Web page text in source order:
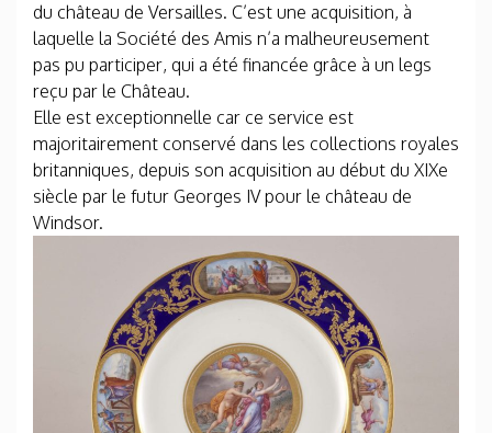
du château de Versailles. C’est une acquisition, à
laquelle la Société des Amis n’a malheureusement
pas pu participer, qui a été financée grâce à un legs
reçu par le Château.
Elle est exceptionnelle car ce service est
majoritairement conservé dans les collections royales
britanniques, depuis son acquisition au début du XIXe
siècle par le futur Georges IV pour le château de
Windsor.